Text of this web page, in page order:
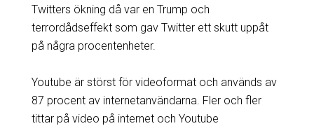
Twitters ökning då var en Trump och
terrordådseffekt som gav Twitter ett skutt uppåt
på några procentenheter.
Youtube är störst för videoformat och används av
87 procent av internetanvändarna. Fler och fler
tittar på video på internet och Youtube